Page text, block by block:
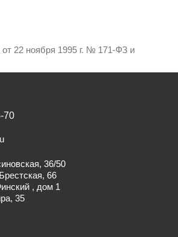
22 ноября 1995 г. № 171-ФЗ и
70
36/50
66
, дом 1
35